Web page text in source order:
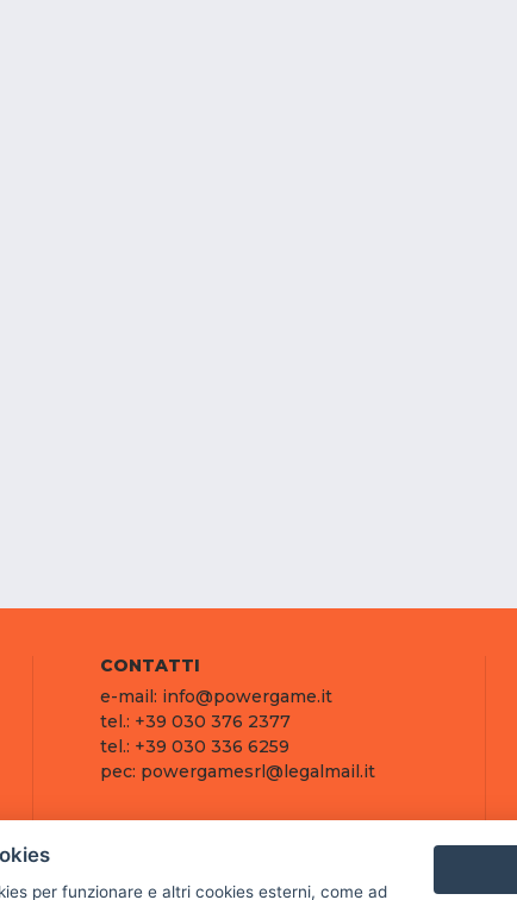
CONTATTI
e-mail: info@powergame.it
tel.: +39 030 376 2377
tel.: +39 030 336 6259
pec: powergamesrl@legalmail.it
per funzionare e altri cookies esterni, come ad